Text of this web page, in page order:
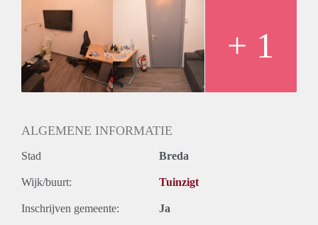
+ 1
ALGEMENE INFORMATIE
Stad Breda
Wijk/buurt: Tuinzigt
Inschrijven gemeente: Ja